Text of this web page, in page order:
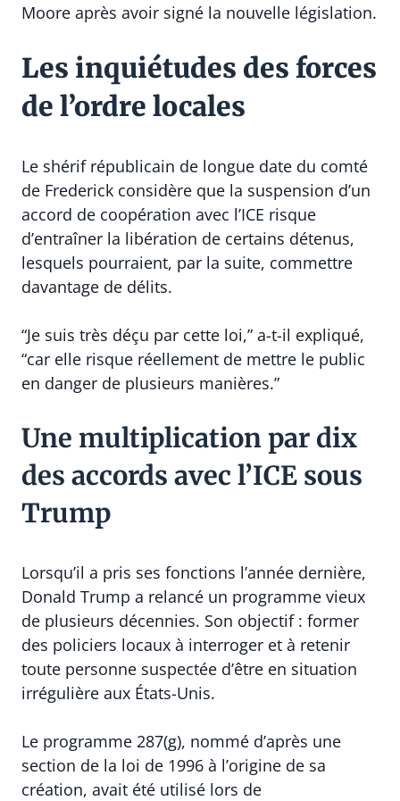
Moore après avoir signé la nouvelle législation.
Les inquiétudes des forces
de l’ordre locales
Le shérif républicain de longue date du comté
de Frederick considère que la suspension d’un
accord de coopération avec l’ICE risque
d’entraîner la libération de certains détenus,
lesquels pourraient, par la suite, commettre
davantage de délits.
“Je suis très déçu par cette loi,” a-t-il expliqué,
“car elle risque réellement de mettre le public
en danger de plusieurs manières.”
Une multiplication par dix
des accords avec l’ICE sous
Trump
Lorsqu’il a pris ses fonctions l’année dernière,
Donald Trump a relancé un programme vieux
de plusieurs décennies. Son objectif : former
des policiers locaux à interroger et à retenir
toute personne suspectée d’être en situation
irrégulière aux États-Unis.
Le programme 287(g), nommé d’après une
section de la loi de 1996 à l’origine de sa
création, avait été utilisé lors de